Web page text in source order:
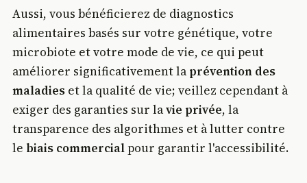
Aussi, vous bénéficierez de diagnostics
alimentaires basés sur votre génétique, votre
microbiote et votre mode de vie, ce qui peut
améliorer significativement la prévention des
maladies et la qualité de vie; veillez cependant à
exiger des garanties sur lavie privée, la
transparence des algorithmes et à lutter contre
le biais commercialpour garantir l'accessibilité.